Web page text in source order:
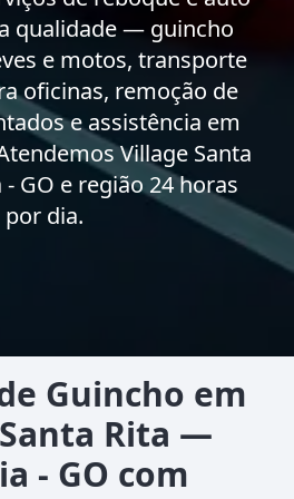
qualidade — guincho
e motos, transporte
oficinas, remoção de
e assistência em
Village Santa
GO e região 24 horas
por dia.
Guincho em
Rita —
- GO com